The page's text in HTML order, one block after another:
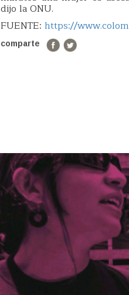
dijo la ONU.
FUENTE: https://
comparte